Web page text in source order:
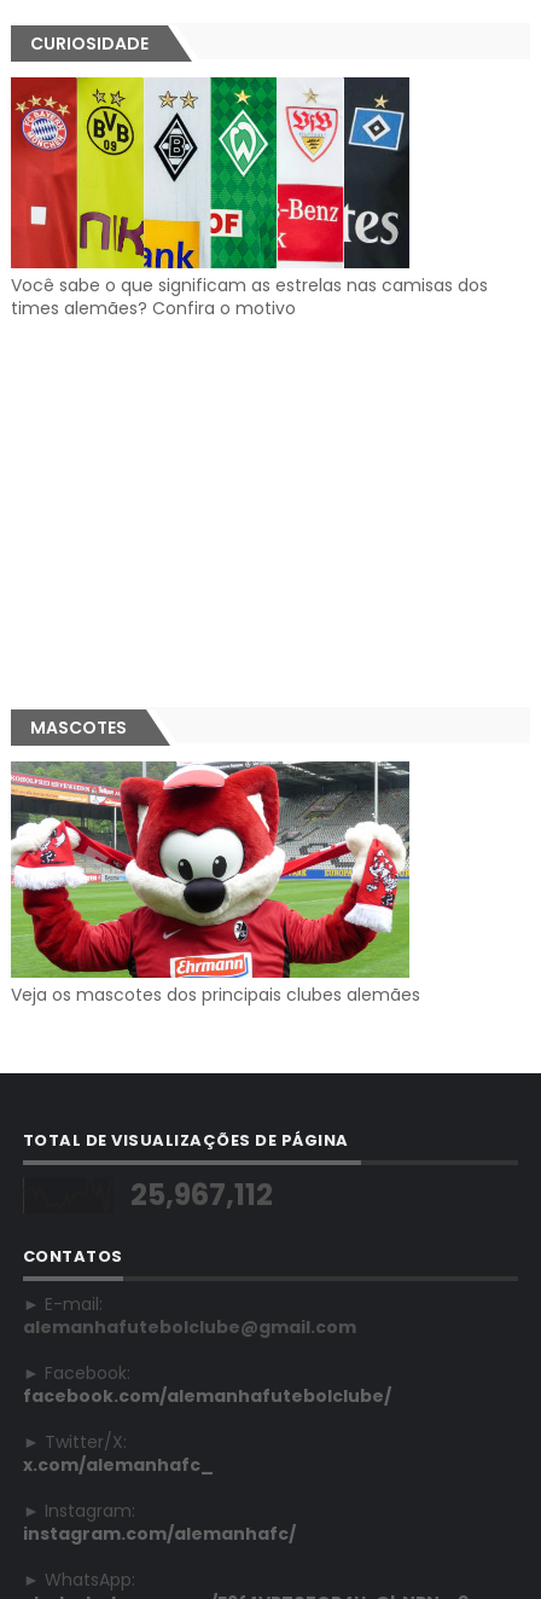
CURIOSIDADE
Você sabe o que significam as estrelas nas camisas dos
times alemães? Confira o motivo
MASCOTES
Veja os mascotes dos principais clubes alemães
TOTAL DE VISUALIZAÇÕES DE PÁGINA
25,967,112
CONTATOS
► E-mail:
alemanhafutebolclube@gmail.com
► Facebook:
facebook.com/alemanhafutebolclube/
► Twitter/X:
x.com/alemanhafc_
► Instagram:
instagram.com/alemanhafc/
► WhatsApp: